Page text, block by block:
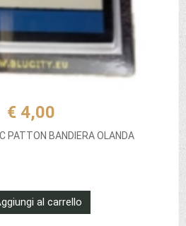
€ 4,00
PATTON BANDIERA OLANDA
al carrello